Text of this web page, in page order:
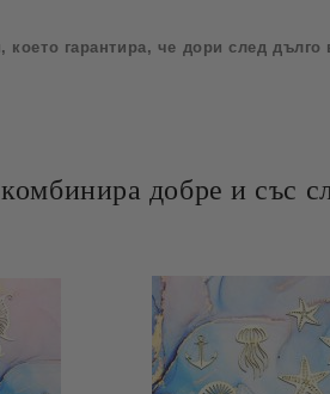
гарантира, че дори след
добре и със